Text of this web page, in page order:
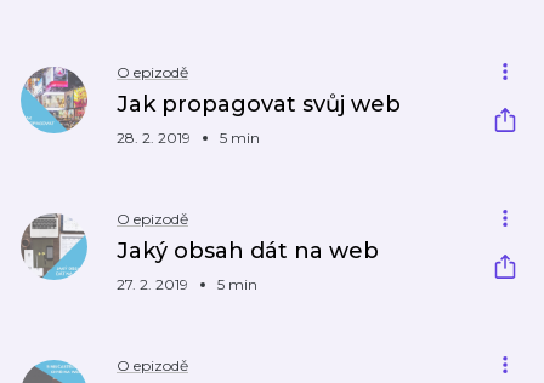
O epizodě
Jak propagovat svůj web
28. 2. 2019 5 min
O epizodě
Jaký obsah dát na web
27. 2. 2019 5 min
O epizodě